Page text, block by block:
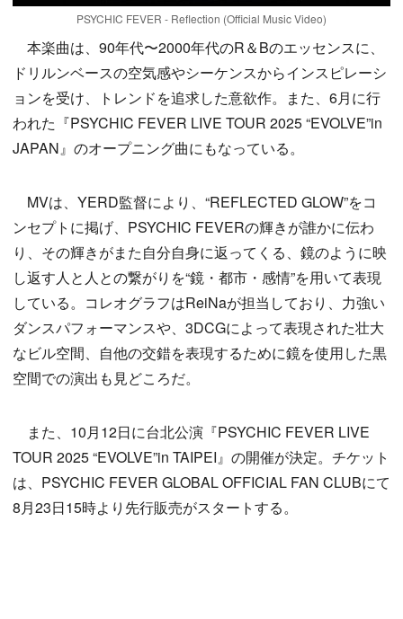
PSYCHIC FEVER - Reflection (Official Music Video)
本楽曲は、90年代〜2000年代のR＆Bのエッセンスに、
ドリルンベースの空気感やシーケンスからインスピレーシ
ョンを受け、トレンドを追求した意欲作。また、6月に行
われた『PSYCHIC FEVER LIVE TOUR 2025 “EVOLVE”in
JAPAN』のオープニング曲にもなっている。
MVは、YERD監督により、“REFLECTED GLOW”をコ
ンセプトに掲げ、PSYCHIC FEVERの輝きが誰かに伝わ
り、その輝きがまた自分自身に返ってくる、鏡のように映
し返す人と人との繋がりを“鏡・都市・感情”を用いて表現
している。コレオグラフはReiNaが担当しており、力強い
ダンスパフォーマンスや、3DCGによって表現された壮大
なビル空間、自他の交錯を表現するために鏡を使用した黒
空間での演出も見どころだ。
また、10月12日に台北公演『PSYCHIC FEVER LIVE
TOUR 2025 “EVOLVE”in TAIPEI』の開催が決定。チケット
は、PSYCHIC FEVER GLOBAL OFFICIAL FAN CLUBにて
8月23日15時より先行販売がスタートする。